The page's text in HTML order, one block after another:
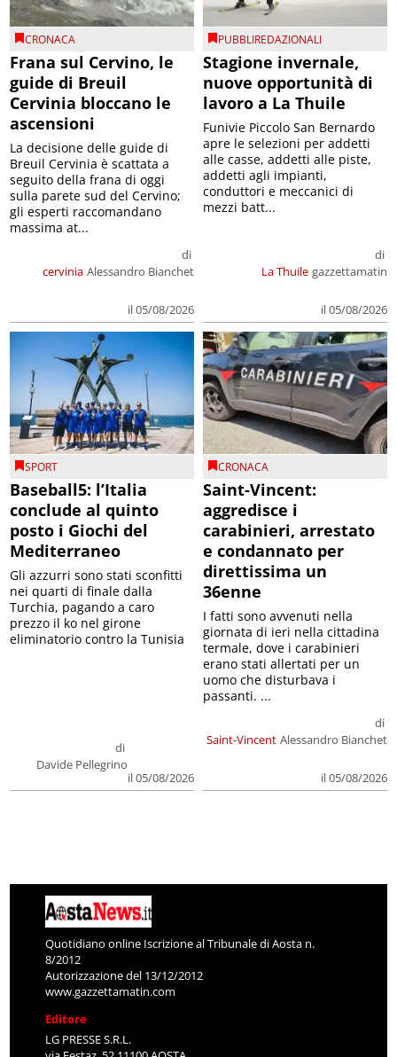
CRONACA
Frana sul Cervino, le
guide di Breuil
Cervinia bloccano le
ascensioni
cervinia
di
Alessandro Bianchet
il 05/08/2026
La decisione delle guide di
Breuil Cervinia è scattata a
seguito della frana di oggi
sulla parete sud del Cervino;
gli esperti raccomandano
massima at...
PUBBLIREDAZIONALI
Stagione invernale,
nuove opportunità di
lavoro a La Thuile
La Thuile
di
gazzettamatin
il 05/08/2026
Funivie Piccolo San Bernardo
apre le selezioni per addetti
alle casse, addetti alle piste,
addetti agli impianti,
conduttori e meccanici di
mezzi batt...
SPORT
Baseball5: l’Italia
conclude al quinto
posto i Giochi del
Mediterraneo
di
Davide Pellegrino
il 05/08/2026
Gli azzurri sono stati sconfitti
nei quarti di finale dalla
Turchia, pagando a caro
prezzo il ko nel girone
eliminatorio contro la Tunisia
CRONACA
Saint-Vincent:
aggredisce i
carabinieri, arrestato
e condannato per
direttissima un
36enne
Saint-Vincent
di
Alessandro Bianchet
il 05/08/2026
I fatti sono avvenuti nella
giornata di ieri nella cittadina
termale, dove i carabinieri
erano stati allertati per un
uomo che disturbava i
passanti. ...
Quotidiano online Iscrizione al Tribunale di Aosta n.
8/2012
Autorizzazione del 13/12/2012
www.gazzettamatin.com
Editore
LG PRESSE S.R.L.